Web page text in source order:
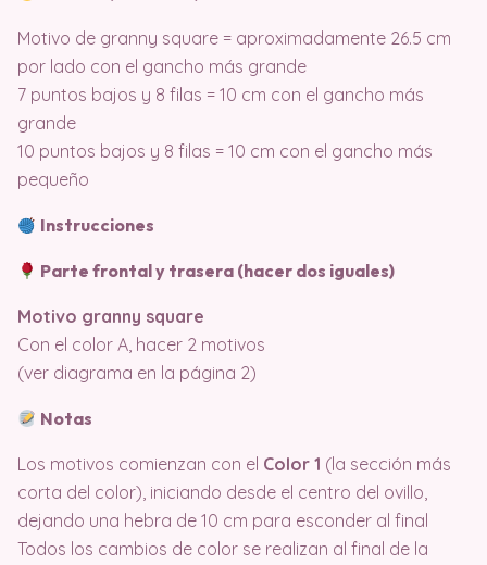
Motivo de granny square = aproximadamente 26.5 cm
por lado con el gancho más grande
7 puntos bajos y 8 filas = 10 cm con el gancho más
grande
10 puntos bajos y 8 filas = 10 cm con el gancho más
pequeño
Instrucciones
Parte frontal y trasera (hacer dos iguales)
Motivo granny square
Con el color A, hacer 2 motivos
(ver diagrama en la página 2)
Notas
Los motivos comienzan con el Color 1 (la sección más
corta del color), iniciando desde el centro del ovillo,
dejando una hebra de 10 cm para esconder al final
Todos los cambios de color se realizan al final de la